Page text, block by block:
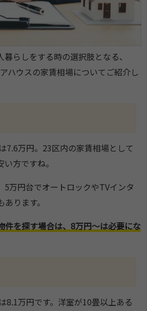
らしをする時の選択肢となる、
ハウスの家賃相場についてご紹介し
7.6万円。23区内の家賃相場として
方ですね。
5万円台でオートロックやTVインタ
ります。
件を探す場合は、8万円～は必要にな
8.1万円です。洋室が10畳以上ある